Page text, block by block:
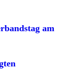
am